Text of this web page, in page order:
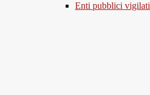
Enti pubblici vigilati